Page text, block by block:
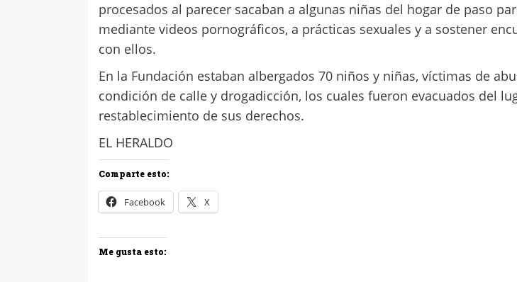
procesados al parecer sacaban a algunas niñas del hogar de paso
mediante videos pornográficos, a prácticas sexuales y a sostener
con ellos.
En la Fundación estaban albergados 70 niños y niñas, víctimas de
condición de calle y drogadicción, los cuales fueron evacuados del
restablecimiento de sus derechos.
EL HERALDO
Comparte esto:
Facebook X
Me gusta esto: